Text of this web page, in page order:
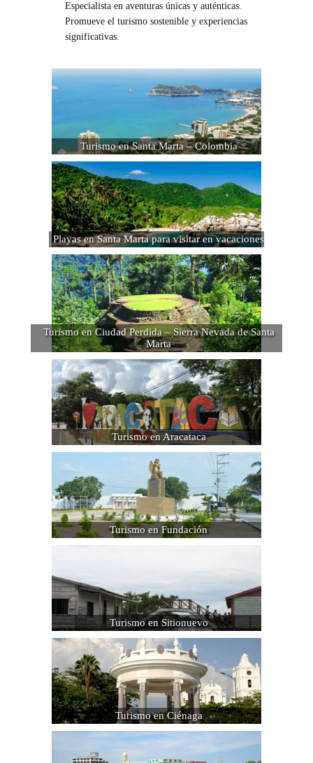
Especialista en aventuras únicas y auténticas.
Promueve el turismo sostenible y experiencias
significativas.
Turismo en Santa Marta – Colombia
Playas en Santa Marta para visitar en vacaciones
Turismo en Ciudad Perdida – Sierra Nevada de Santa
Marta
Turismo en Aracataca
Turismo en Fundación
Turismo en Sitionuevo
Turismo en Ciénaga